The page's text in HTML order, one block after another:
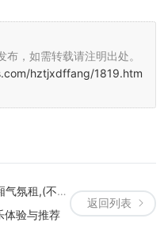
，如需转载请注明出处。
hztjxdffang/1819.htm
返回列表
用订房任务)
体验与推荐